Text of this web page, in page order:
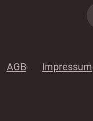
AGB Impressum